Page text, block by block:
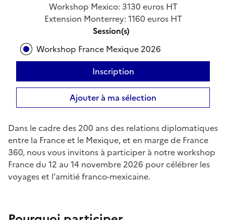
Workshop Mexico: 3130 euros HT
Extension Monterrey: 1160 euros HT
Session(s)
Workshop France Mexique 2026
Inscription
Ajouter à ma sélection
Dans le cadre des 200 ans des relations diplomatiques
entre la France et le Mexique, et en marge de France
360, nous vous invitons à participer à notre workshop
France du 12 au 14 novembre 2026 pour célébrer les
voyages et l'amitié franco-mexicaine.